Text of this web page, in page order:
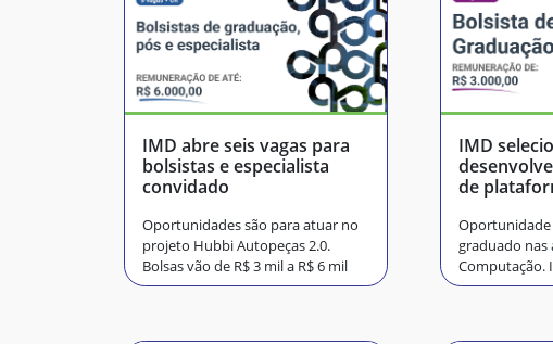
IMD abre seis vagas para
bolsistas e especialista
convidado
Oportunidades são para atuar no
projeto Hubbi Autopeças 2.0.
Bolsas vão de R$ 3 mil a R$ 6 mil
IMD
de
Oportunidade
graduado nas
Computação.
de julho